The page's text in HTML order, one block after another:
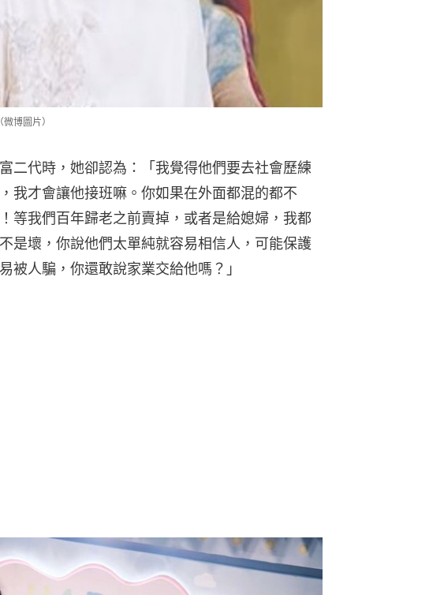
博圖片）
二代時，她卻認為：「我覺得他們要去社會歷練
我才會讓他接班嘛。你如果在外面都混的都不
等我們百年歸老之前賣掉，或者是給媳婦，我都
是壞，你說他們太單純就容易相信人，可能保護
被人騙，你還敢說家業交給他嗎？」